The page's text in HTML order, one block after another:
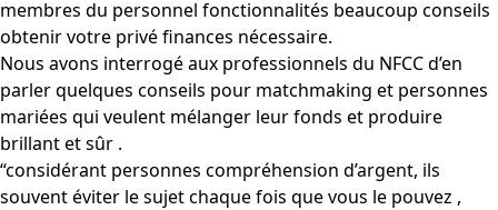
membres du personnel fonctionnalités beaucoup conseils
obtenir votre privé finances nécessaire.
Nous avons interrogé aux professionnels du NFCC d’en
parler quelques conseils pour matchmaking et personnes
mariées qui veulent mélanger leur fonds et produire
brillant et sûr .
“considérant personnes compréhension d’argent, ils
souvent éviter le sujet chaque fois que vous le pouvez ,